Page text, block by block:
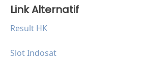
Link Alternatif
Result HK
Slot Indosat